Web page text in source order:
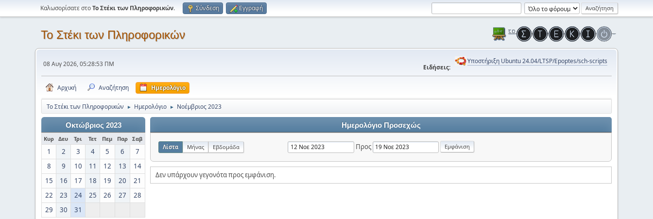
Καλωσορίσατε στοΤο Στέκι των Πληροφορικών. Σύνδεση Εγγραφή
Το Στέκι των Πληροφορικών
08 Αυγ 2026, 05:28:53 ΠΜ Ειδήσεις:
Υποστήριξη Ubuntu 24.04/LTSP/Epoptes/sch-scripts
Αρχική Αναζήτηση Ημερολόγιο
Το Στέκι των Πληροφορικών ► Ημερολόγιο ► Νοέμβριος 2023
Οκτώβριος 2023
Κυρ Δευ Τρι Τετ Πεμ Παρ Σαβ
1 2 3 4 5 6
7
8
9 10 11 12 13
14
15
16 17 18 19 20
21
22
23 24 25 26 27
28
29
30 31
Ημερολόγιο Προσεχώς
Λίστα Μήνας Εβδομάδα Προς
Δεν υπάρχουν γεγονότα προς εμφάνιση.